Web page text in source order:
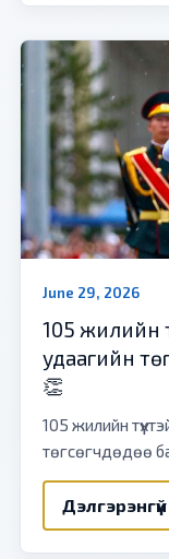
June 29, 2026
105 жилийн
удаагийн
👏
105 жилийн
төгсөгчдөдөө
Дэлгэрэнгүй